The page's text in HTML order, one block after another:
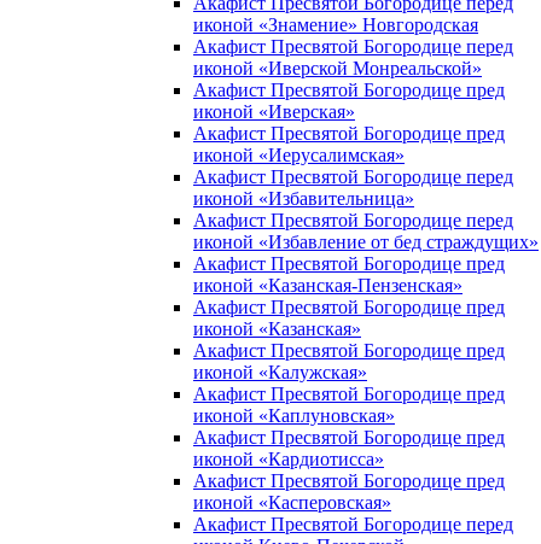
иконой «Знамение» Новгородская
Акафист Пресвятой Богородице перед
иконой «Иверской Монреальской»
Акафист Пресвятой Богородице пред
иконой «Иверская»
Акафист Пресвятой Богородице пред
иконой «Иерусалимская»
Акафист Пресвятой Богородице перед
иконой «Избавительница»
Акафист Пресвятой Богородице перед
иконой «Избавление от бед страждущих»
Акафист Пресвятой Богородице пред
иконой «Казанская-Пензенская»
Акафист Пресвятой Богородице пред
иконой «Казанская»
Акафист Пресвятой Богородице пред
иконой «Калужская»
Акафист Пресвятой Богородице пред
иконой «Каплуновская»
Акафист Пресвятой Богородице пред
иконой «Кардиотисса»
Акафист Пресвятой Богородице пред
иконой «Касперовская»
Акафист Пресвятой Богородице перед